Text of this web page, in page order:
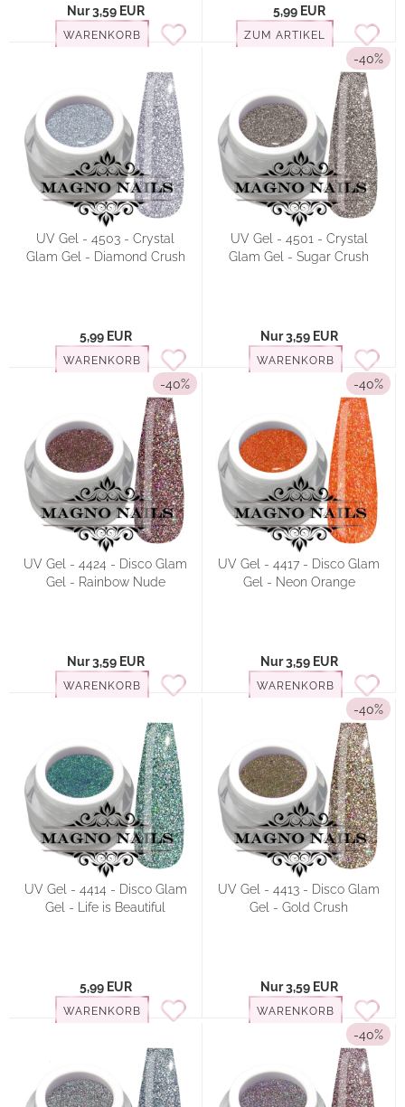
Nur 3,59 EUR
WARENKORB
5,99 EUR
ZUM ARTIKEL
UV Gel - 4503 - Crystal
Glam Gel - Diamond Crush
5,99 EUR
WARENKORB
-40%
UV Gel - 4501 - Crystal
Glam Gel - Sugar Crush
Nur 3,59 EUR
WARENKORB
-40%
UV Gel - 4424 - Disco Glam
Gel - Rainbow Nude
Nur 3,59 EUR
WARENKORB
-40%
UV Gel - 4417 - Disco Glam
Gel - Neon Orange
Nur 3,59 EUR
WARENKORB
UV Gel - 4414 - Disco Glam
Gel - Life is Beautiful
5,99 EUR
WARENKORB
-40%
UV Gel - 4413 - Disco Glam
Gel - Gold Crush
Nur 3,59 EUR
WARENKORB
-40%